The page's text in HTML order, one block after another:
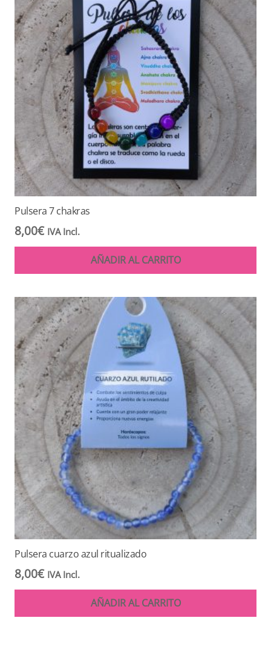
Pulsera 7 chakras
8,00€ IVA Incl.
AÑADIR AL CARRITO
Pulsera cuarzo azul ritualizado
8,00€ IVA Incl.
AÑADIR AL CARRITO